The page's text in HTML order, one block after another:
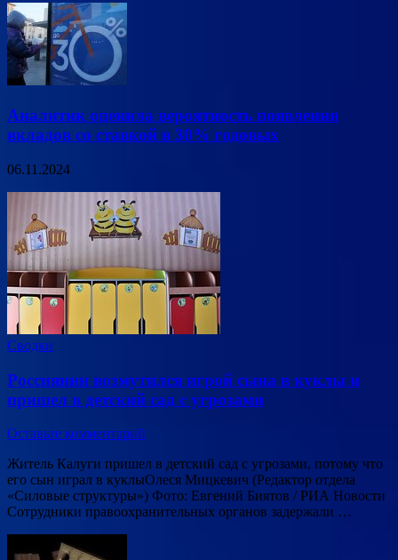
Аналитик оценила вероятность появления
вкладов со ставкой в 30% годовых
06.11.2024
Сводки
Россиянин возмутился игрой сына в куклы и
пришел в детский сад с угрозами
Оставьте комментарий
Житель Калуги пришел в детский сад с угрозами, потому что
его сын играл в куклыОлеся Мицкевич (Редактор отдела
«Силовые структуры») Фото: Евгений Биятов / РИА Новости
Сотрудники правоохранительных органов задержали …